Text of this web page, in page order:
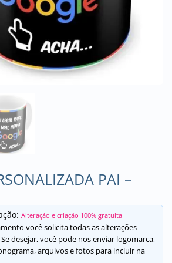
PAI –
Alteração e criação 100% gratuita
você solicita todas as alterações
Se desejar, você pode nos enviar logomarca,
arquivos e fotos para incluir na